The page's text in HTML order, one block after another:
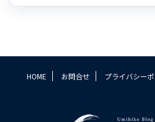
HOME お問合せ プライバシー